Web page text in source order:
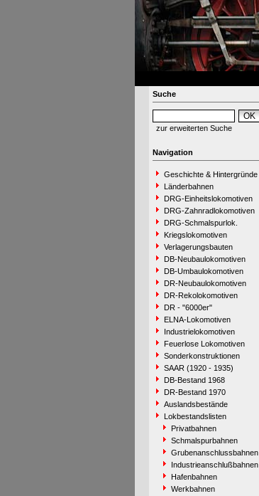
Suche
zur erweiterten Suche
Navigation
Geschichte & Hintergründe
Länderbahnen
DRG-Einheitslokomotiven
DRG-Zahnradlokomotiven
DRG-Schmalspurlok.
Kriegslokomotiven
Verlagerungsbauten
DB-Neubaulokomotiven
DB-Umbaulokomotiven
DR-Neubaulokomotiven
DR-Rekolokomotiven
DR - "6000er"
ELNA-Lokomotiven
Industrielokomotiven
Feuerlose Lokomotiven
Sonderkonstruktionen
SAAR (1920 - 1935)
DB-Bestand 1968
DR-Bestand 1970
Auslandsbestände
Lokbestandslisten
Privatbahnen
Schmalspurbahnen
Grubenanschlussbahnen
Industrieanschlußbahnen
Hafenbahnen
Werkbahnen